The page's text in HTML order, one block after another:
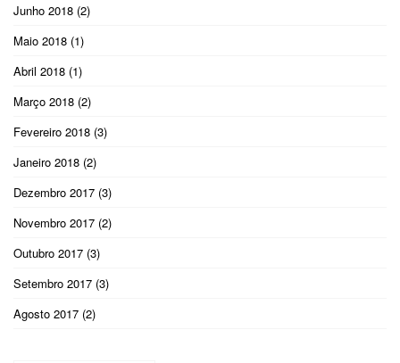
Junho 2018 (2)
Maio 2018 (1)
Abril 2018 (1)
Março 2018 (2)
Fevereiro 2018 (3)
Janeiro 2018 (2)
Dezembro 2017 (3)
Novembro 2017 (2)
Outubro 2017 (3)
Setembro 2017 (3)
Agosto 2017 (2)